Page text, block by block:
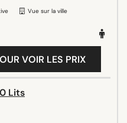
Vue sur la ville
VOIR LES PRIX
Lits